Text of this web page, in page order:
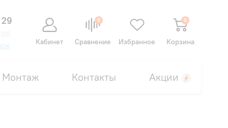
Кабинет
0
Сравнение Избранное
0
Корзина
Монтаж Контакты Акции